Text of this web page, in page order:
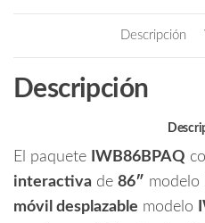
pulgadas
IWB86B
Soporte
Piso
Desplazable
o
itt
ail
Descripción
Descripción
El paquete IWB86BPAQ
interactiva de 86″ modelo
móvil desplazable modelo